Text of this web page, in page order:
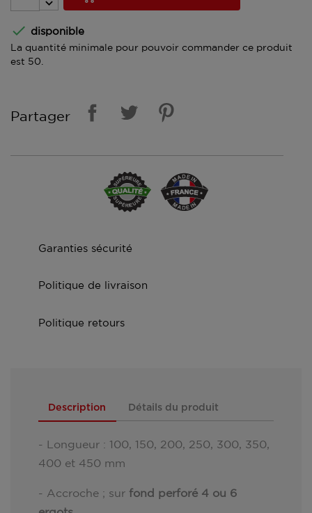
 disponible
La quantité minimale pour pouvoir commander ce produit
est 50.
Partager
Garanties sécurité
Politique de livraison
Politique retours
Description Détails du produit
- Longueur : 100, 150, 200, 250, 300, 350,
400 et 450 mm
- Accroche ; sur fond perforé 4 ou 6